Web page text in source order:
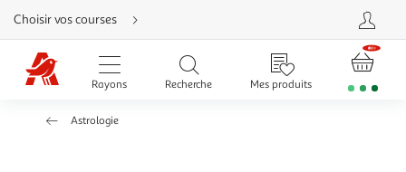
Aller
directement
au
contenu
Aller
directement
Aller
Choisir vos courses
Rayons Recherche Mes produits
Astrologie